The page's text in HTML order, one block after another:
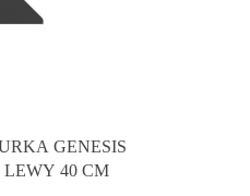
GENESIS
40 CM